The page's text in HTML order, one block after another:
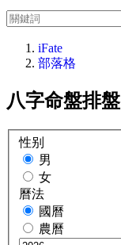
iFate
部落格
八字命盤排盤
性别
男
女
曆法
國曆
農曆